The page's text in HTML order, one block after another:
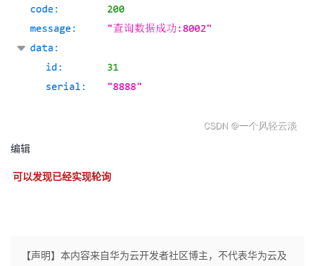
编辑
可以发现已经实现轮询
【声明】本内容来自华为云开发者社区博主，不代表华为云及